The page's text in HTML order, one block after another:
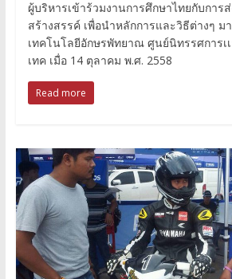
ผู้บริหารเข้าร้วมงานการศึกษาไทยกับการ
สร้างสรรค์ เพื่อนำหลักการและวิธีต่างๆ ม
เทคโนโลยีอักษรพัทยาณ ศูนย์นิทรรศการเ
เทค เมื่อ 14 ตุลาคม พ.ศ. 2558
Read more